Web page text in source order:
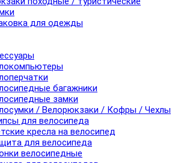
для одежды
багажники
замки
/ Велорюкзаки / Кофры / Чехлы
для велосипеда
кресла на велосипед
для велосипеда
велосипедные